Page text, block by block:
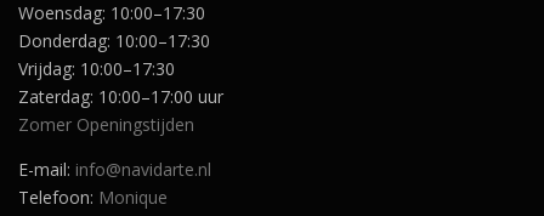
Woensdag: 10:00–17:30
Donderdag: 10:00–17:30
Vrijdag: 10:00–17:30
Zaterdag: 10:00–17:00 uur
Zomer Openingstijden
E-mail: info@navidarte.nl
Telefoon: Monique